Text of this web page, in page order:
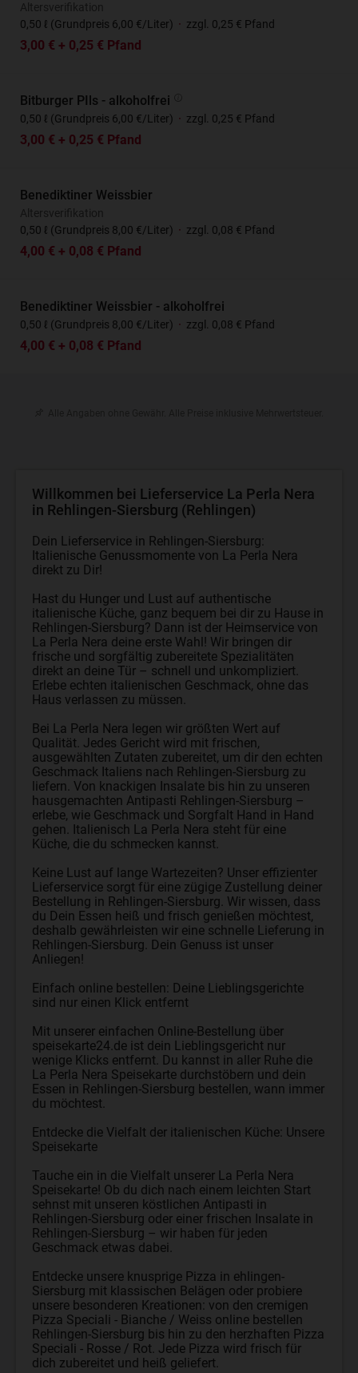
Altersverifikation
0,50 ℓ (Grundpreis 6,00 €/Liter) · zzgl. 0,25 € Pfand
3,00 € + 0,25 € Pfand
Bitburger PIls - alkoholfrei
0,50 ℓ (Grundpreis 6,00 €/Liter) · zzgl. 0,25 € Pfand
3,00 € + 0,25 € Pfand
Benediktiner Weissbier
Altersverifikation
0,50 ℓ (Grundpreis 8,00 €/Liter) · zzgl. 0,08 € Pfand
4,00 € + 0,08 € Pfand
Benediktiner Weissbier - alkoholfrei
0,50 ℓ (Grundpreis 8,00 €/Liter) · zzgl. 0,08 € Pfand
4,00 € + 0,08 € Pfand
Willkommen bei Lieferservice La Perla Nera
in Rehlingen-Siersburg (Rehlingen)
Dein Lieferservice in Rehlingen-Siersburg:
Italienische Genussmomente von La Perla Nera
direkt zu Dir!
Hast du Hunger und Lust auf authentische
italienische Küche, ganz bequem bei dir zu Hause in
Rehlingen-Siersburg? Dann ist der Heimservice von
La Perla Nera deine erste Wahl! Wir bringen dir
frische und sorgfältig zubereitete Spezialitäten
direkt an deine Tür – schnell und unkompliziert.
Erlebe echten italienischen Geschmack, ohne das
Haus verlassen zu müssen.
Bei La Perla Nera legen wir größten Wert auf
Qualität. Jedes Gericht wird mit frischen,
ausgewählten Zutaten zubereitet, um dir den echten
Geschmack Italiens nach Rehlingen-Siersburg zu
liefern. Von knackigen Insalate bis hin zu unseren
hausgemachten Antipasti Rehlingen-Siersburg –
erlebe, wie Geschmack und Sorgfalt Hand in Hand
gehen. Italienisch La Perla Nera steht für eine
Küche, die du schmecken kannst.
Keine Lust auf lange Wartezeiten? Unser effizienter
Lieferservice sorgt für eine zügige Zustellung deiner
Bestellung in Rehlingen-Siersburg. Wir wissen, dass
du Dein Essen heiß und frisch genießen möchtest,
deshalb gewährleisten wir eine schnelle Lieferung in
Rehlingen-Siersburg. Dein Genuss ist unser
Anliegen!
Einfach online bestellen: Deine Lieblingsgerichte
sind nur einen Klick entfernt
Mit unserer einfachen Online-Bestellung über
speisekarte24.de ist dein Lieblingsgericht nur
wenige Klicks entfernt. Du kannst in aller Ruhe die
La Perla Nera Speisekarte durchstöbern und dein
Essen in Rehlingen-Siersburg bestellen, wann immer
du möchtest.
Entdecke die Vielfalt der italienischen Küche: Unsere
Speisekarte
Tauche ein in die Vielfalt unserer La Perla Nera
Speisekarte! Ob du dich nach einem leichten Start
sehnst mit unseren köstlichen Antipasti in
Rehlingen-Siersburg oder einer frischen Insalate in
Rehlingen-Siersburg – wir haben für jeden
Geschmack etwas dabei.
Entdecke unsere knusprige Pizza in ehlingen-
Siersburg mit klassischen Belägen oder probiere
unsere besonderen Kreationen: von den cremigen
Pizza Speciali - Bianche / Weiss online bestellen
Rehlingen-Siersburg bis hin zu den herzhaften Pizza
Speciali - Rosse / Rot. Jede Pizza wird frisch für
dich zubereitet und heiß geliefert.